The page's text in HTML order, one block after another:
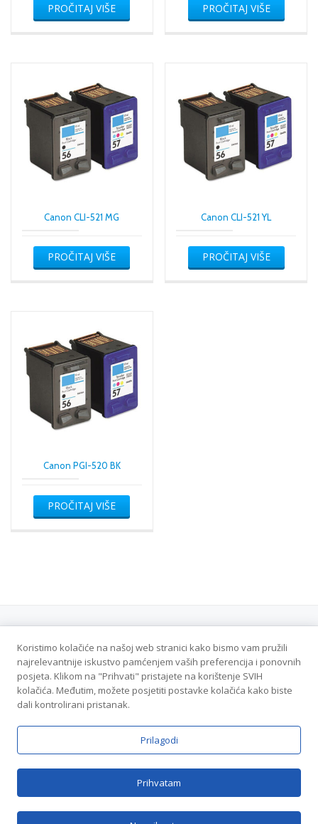
PROČITAJ VIŠE PROČITAJ VIŠE
Canon CLI-521 MG
PROČITAJ VIŠE
Canon CLI-521 YL
PROČITAJ VIŠE
Canon PGI-520 BK
PROČITAJ VIŠE
Politika privatnosti
Veleton DOO - Sva prava zadržana
MENU
O NAMA PROIZVODI
Koristimo kolačiće na našoj web stranici kako bismo vam pružili
najrelevantnije iskustvo pamćenjem vaših preferencija i ponovnih
posjeta. Klikom na "Prihvati" pristajete na korištenje SVIH
kolačića. Međutim, možete posjetiti postavke kolačića kako biste
dali kontrolirani pristanak.
Prilagodi
Prihvatam